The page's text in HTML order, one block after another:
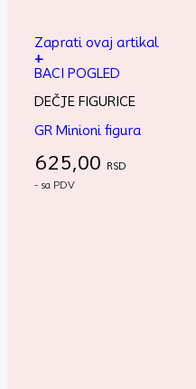
Zaprati ovaj artikal
+
BACI POGLED
DEČJE FIGURICE
GR Minioni figura
625,00 RSD
- sa PDV